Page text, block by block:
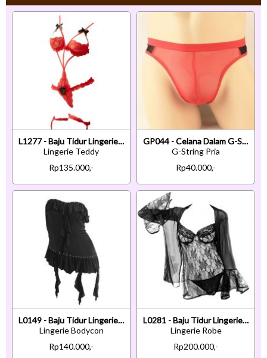
L1277 - Baju Tidur Lingerie Teddy Bodysuit Dress Merah Transparan Open Cup Garter Paha
Lingerie Teddy
Rp135.000,-
GP044 - Celana Dalam G-String Pria Merah Depan Transparan
G-String Pria
Rp40.000,-
L0149 - Baju Tidur Lingerie Bodycon Sheath Dress Kemben Asimetris Hitam Model Miring
Lingerie Bodycon
Rp140.000,-
L0281 - Baju Tidur Lingerie Robe Kimono Dress Hitam Transparan Lengan Panjang Baju Dalam Bra Kawat
Lingerie Robe
Rp200.000,-